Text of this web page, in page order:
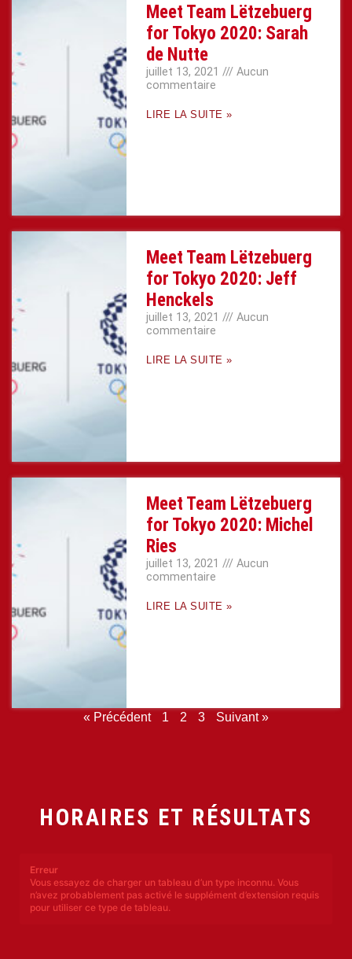
Meet Team Lëtzebuerg
for Tokyo 2020: Sarah
de Nutte
juillet 13, 2021
Aucun
commentaire
LIRE LA SUITE »
Meet Team Lëtzebuerg
for Tokyo 2020: Jeff
Henckels
juillet 13, 2021
Aucun
commentaire
LIRE LA SUITE »
Meet Team Lëtzebuerg
for Tokyo 2020: Michel
Ries
juillet 13, 2021
Aucun
commentaire
LIRE LA SUITE »
« Précédent 1 2 3 Suivant »
HORAIRES ET RÉSULTATS
Erreur
Vous essayez de charger un tableau d’un type inconnu. Vous
n’avez probablement pas activé le supplément d’extension requis
pour utiliser ce type de tableau.